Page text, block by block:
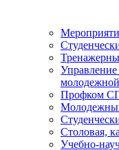
Управление
Профком
Столовая,
Учебно-